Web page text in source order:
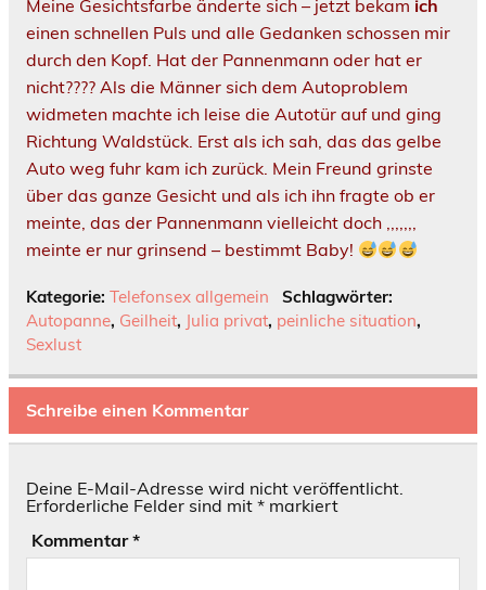
Meine Gesichtsfarbe änderte sich – jetzt bekam ich
einen schnellen Puls und alle Gedanken schossen mir
durch den Kopf. Hat der Pannenmann oder hat er
nicht???? Als die Männer sich dem Autoproblem
widmeten machte ich leise die Autotür auf und ging
Richtung Waldstück. Erst als ich sah, das das gelbe
Auto weg fuhr kam ich zurück. Mein Freund grinste
über das ganze Gesicht und als ich ihn fragte ob er
meinte, das der Pannenmann vielleicht doch ,,,,,,,
meinte er nur grinsend – bestimmt Baby!
Kategorie: Telefonsex allgemein
Schlagwörter:
Autopanne, Geilheit, Julia privat, peinliche situation,
Sexlust
Schreibe einen Kommentar
Deine E-Mail-Adresse wird nicht veröffentlicht.
Erforderliche Felder sind mit * markiert
Kommentar*